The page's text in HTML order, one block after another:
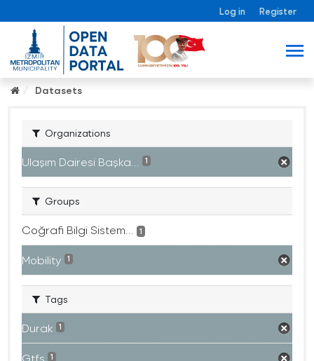
Log in Register
Datasets
Organizations
Ulaşım Dairesi Başka... 1
Groups
Coğrafi Bilgi Sistem... 1
Mobility 1
Tags
Durak 1
Gtfs 1